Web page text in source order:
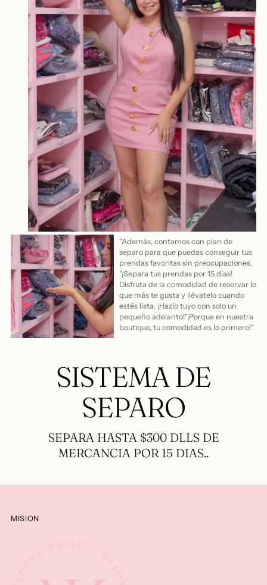
"Además, contamos con plan de
separo para que puedas conseguir tus
prendas favoritas sin preocupaciones.
"¡Separa tus prendas por 15 días!
Disfruta de la comodidad de reservar lo
que más te gusta y llévatelo cuando
estés lista. ¡Hazlo tuyo con solo un
pequeño adelanto!"¡Porque en nuestra
boutique, tu comodidad es lo primero!"
SISTEMA DE
SEPARO
SEPARA HASTA $300 DLLS DE
MERCANCIA POR 15 DIAS..
MISION